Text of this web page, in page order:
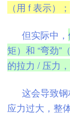
（用 f 表示）；
但实际中，
矩）和 “弯劲”
的拉力 / 压力
这会导致
应力过大，整